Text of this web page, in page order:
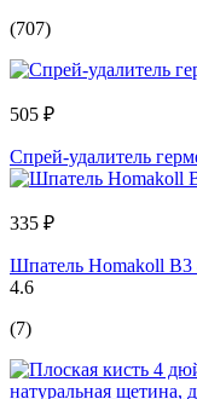
(707)
505 ₽
Спрей-удалитель
335 ₽
Шпатель Homakoll В3
4.6
(7)